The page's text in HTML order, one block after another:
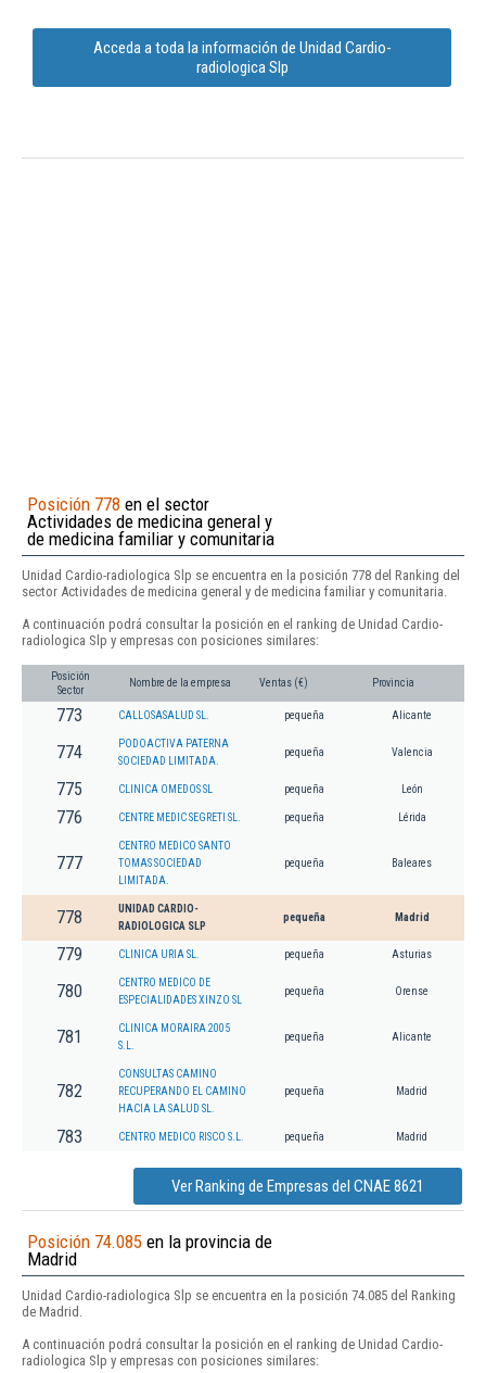
Acceda a toda la información de Unidad Cardio-
radiologica Slp
Posición 778 en el sector
Actividades de medicina general y
de medicina familiar y comunitaria
Unidad Cardio-radiologica Slp se encuentra en la posición 778 del Ranking del
sector Actividades de medicina general y de medicina familiar y comunitaria.
A continuación podrá consultar la posición en el ranking de Unidad Cardio-
radiologica Slp y empresas con posiciones similares:
Posición
Sector
Nombre de la empresa Ventas (€) Provincia
773 CALLOSASALUD SL. pequeña Alicante
774
PODOACTIVA PATERNA
SOCIEDAD LIMITADA.
pequeña Valencia
775 CLINICA OMEDOS SL pequeña León
776 CENTRE MEDIC SEGRETI SL. pequeña Lérida
777
CENTRO MEDICO SANTO
TOMAS SOCIEDAD
LIMITADA.
pequeña Baleares
778
UNIDAD CARDIO-
RADIOLOGICA SLP
pequeña Madrid
779 CLINICA URIA SL. pequeña Asturias
780
CENTRO MEDICO DE
ESPECIALIDADES XINZO SL
pequeña Orense
781
CLINICA MORAIRA 2005
S.L.
pequeña Alicante
782
CONSULTAS CAMINO
RECUPERANDO EL CAMINO
HACIA LA SALUD SL.
pequeña Madrid
783 CENTRO MEDICO RISCO S.L. pequeña Madrid
Ver Ranking de Empresas del CNAE 8621
Posición 74.085 en la provincia de
Madrid
Unidad Cardio-radiologica Slp se encuentra en la posición 74.085 del Ranking
de Madrid.
A continuación podrá consultar la posición en el ranking de Unidad Cardio-
radiologica Slp y empresas con posiciones similares: